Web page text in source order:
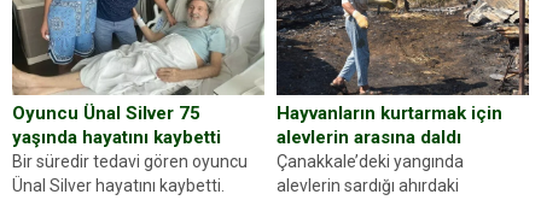
sorup belgelerini istedi. Sürücü
Abdurrahman Ö.nün verdiği
evraklarda eksik olduğunu...
Oyuncu Ünal Silver 75
yaşında hayatını kaybetti
Bir süredir tedavi gören oyuncu
Ünal Silver hayatını kaybetti.
Hayvanların kurtarmak için
alevlerin arasına daldı
Çanakkale’deki yangında
alevlerin sardığı ahırdaki